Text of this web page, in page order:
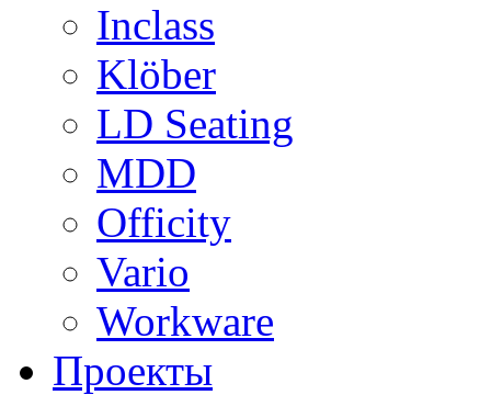
Inclass
Klöber
LD Seating
MDD
Officity
Vario
Workware
Проекты